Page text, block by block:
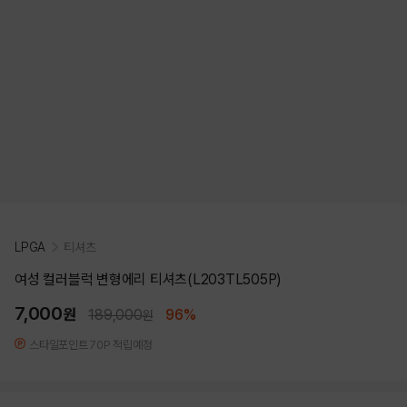
LPGA 티셔츠
여성 컬러블럭 변형에리 티셔츠(L203TL505P)
7,000원 189,000원 96%
스타일포인트 70P 적립예정